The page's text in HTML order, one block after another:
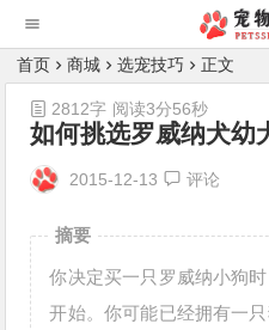
首页 商城 选宠技巧 正文
如何挑选罗威纳犬幼
2015-12-13 评论
2812字 阅读3分56秒
摘要
你决定买一只罗威纳小狗
开始。你可能已经拥有一